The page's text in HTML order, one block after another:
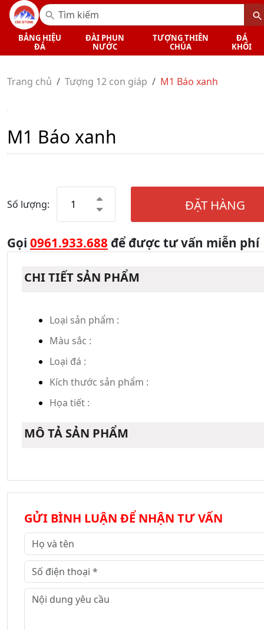
BẢNG HIỆU
ĐÁ
ĐÀI PHUN
NƯỚC
TƯỢNG THIÊN
CHÚA
ĐÁ
KHỐI
Trang chủ Tượng 12 con giáp M1 Báo xanh
M1 Báo xanh
Số lượng: ĐẶT HÀNG
Gọi 0961.933.688 để được tư vấn miễn phí
CHI TIẾT SẢN PHẨM
Loại sản phẩm :
Màu sắc :
Loại đá :
Kích thước sản phẩm :
Họa tiết :
MÔ TẢ SẢN PHẨM
GỬI BÌNH LUẬN ĐỂ NHẬN TƯ VẤN